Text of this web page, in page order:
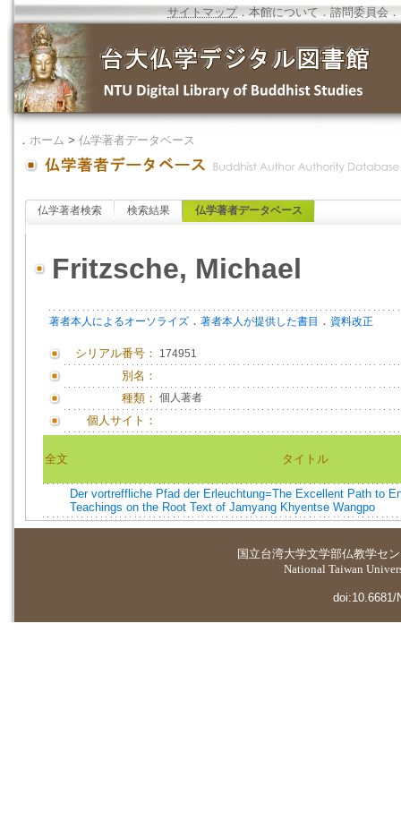
サイトマップ．本館について ．諮問委員会 ．
． ホーム > 仏学著者データベース
仏学著者検索 検索結果 仏学著者データベース
Fritzsche, Michael
著者本人によるオーソライズ ． 著者本人が提供した書目 ． 資料改正
シリアル番号： 174951
別名：
種類： 個人著者
個人サイト：
全文 タイトル
Der vortreffliche Pfad der Erleuchtung=The Excellent Path to
Teachings on the Root Text of Jamyang Khyentse Wangpo
国立台湾大学文学部仏教学セ
National Taiwan
doi:10.6681/